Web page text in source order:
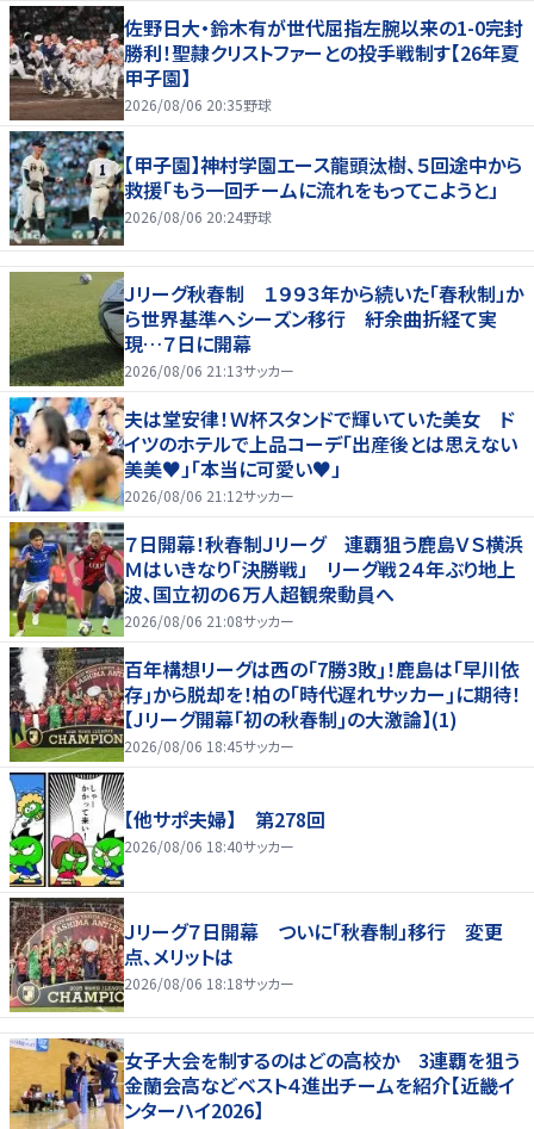
佐野日大・鈴木有が世代屈指左腕以来の1-0完封
勝利！聖隷クリストファーとの投手戦制す【26年夏
甲子園】
2026/08/06 20:35野球
【甲子園】神村学園エース龍頭汰樹、５回途中から
救援「もう一回チームに流れをもってこようと」
2026/08/06 20:24野球
Ｊリーグ秋春制 １９９３年から続いた「春秋制」か
ら世界基準へシーズン移行 紆余曲折経て実
現…７日に開幕
2026/08/06 21:13サッカー
夫は堂安律！Ｗ杯スタンドで輝いていた美女 ド
イツのホテルで上品コーデ「出産後とは思えない
美美♥」「本当に可愛い♥」
2026/08/06 21:12サッカー
７日開幕！秋春制Ｊリーグ 連覇狙う鹿島ＶＳ横浜
Ｍはいきなり「決勝戦」 リーグ戦２４年ぶり地上
波、国立初の６万人超観衆動員へ
2026/08/06 21:08サッカー
百年構想リーグは西の｢7勝3敗｣！鹿島は｢早川依
存｣から脱却を！柏の｢時代遅れサッカー｣に期待！
【Jリーグ開幕｢初の秋春制｣の大激論】(1)
2026/08/06 18:45サッカー
【他サポ夫婦】 第278回
2026/08/06 18:40サッカー
Ｊリーグ７日開幕 ついに「秋春制」移行 変更
点、メリットは
2026/08/06 18:18サッカー
女子大会を制するのはどの高校か 3連覇を狙う
金蘭会高などベスト４進出チームを紹介【近畿イ
ンターハイ2026】